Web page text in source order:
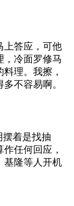
上答应，可他
，冷面罗修马
理。我擦，
不容易啊。
摆着是找抽
任何回应，
基隆等人开机